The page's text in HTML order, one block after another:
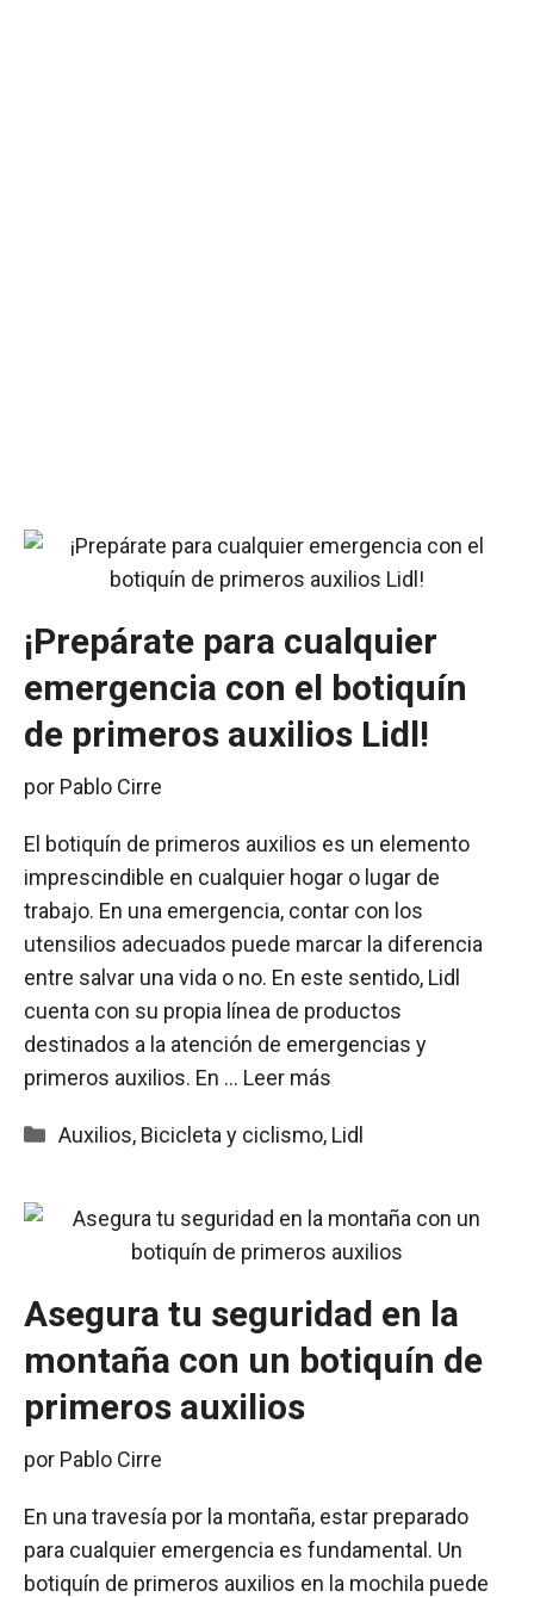
¡Prepárate para cualquier
emergencia con el botiquín
de primeros auxilios Lidl!
por Pablo Cirre
El botiquín de primeros auxilios es un elemento
imprescindible en cualquier hogar o lugar de
trabajo. En una emergencia, contar con los
utensilios adecuados puede marcar la diferencia
entre salvar una vida o no. En este sentido, Lidl
cuenta con su propia línea de productos
destinados a la atención de emergencias y
primeros auxilios. En … Leer más
Categorías
Auxilios, Bicicleta y ciclismo, Lidl
Asegura tu seguridad en la
montaña con un botiquín de
primeros auxilios
por Pablo Cirre
En una travesía por la montaña, estar preparado
para cualquier emergencia es fundamental. Un
botiquín de primeros auxilios en la mochila puede